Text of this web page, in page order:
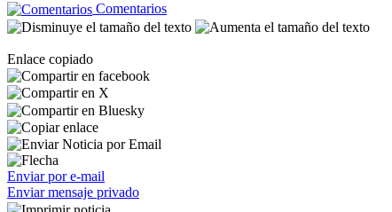
Comentarios
Enlace copiado
Enviar por e-mail
Enviar mensaje privado